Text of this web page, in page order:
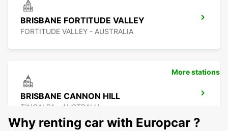
BRISBANE FORTITUDE VALLEY
FORTITUDE VALLEY - AUSTRALIA
BRISBANE CANNON HILL
TINGALPA - AUSTRALIA
More stations
Why renting car with Europcar ?